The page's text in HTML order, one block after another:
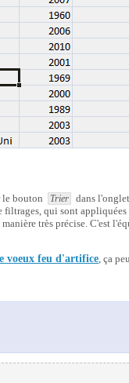
le bouton Trier dans l'onglet
qui sont appliquées
très précise. C'est
voeux feu d'artifice , ça